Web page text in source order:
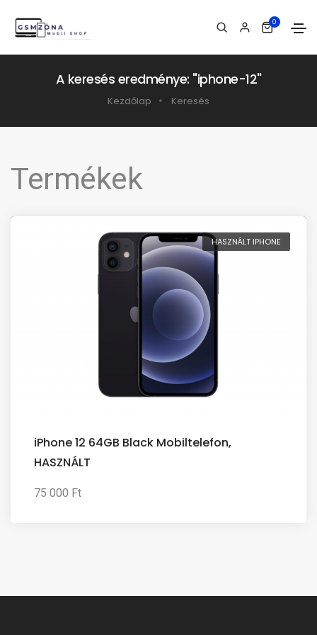
0
A keresés eredménye: "iphone-12"
Kezdőlap Keresés
Termékek
HASZNÁLT IPHONE
iPhone 12 64GB Black Mobiltelefon,
HASZNÁLT
75 000 Ft